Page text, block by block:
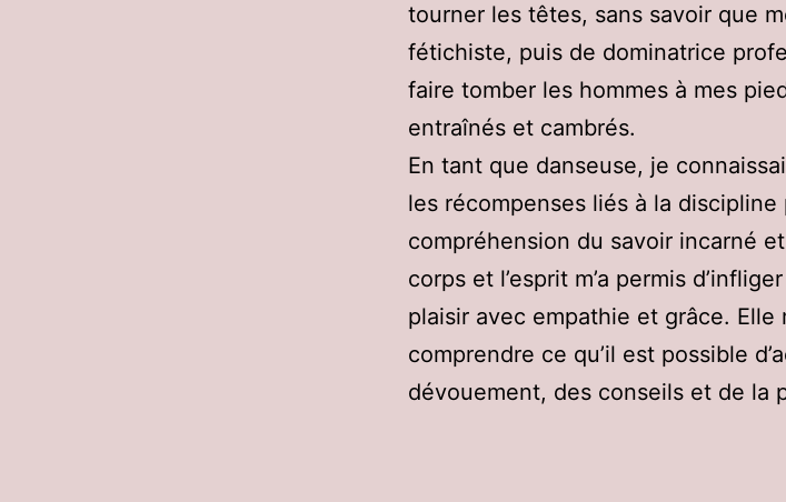
tourner les têtes, sans savoir que
fétichiste, puis de dominatrice
faire tomber les hommes à mes
entraînés et cambrés.
En tant que danseuse, je
les récompenses liés à la discipline
compréhension du savoir incarné
corps et l’esprit m’a permis
plaisir avec empathie et grâce. Elle
comprendre ce qu’il est possible
dévouement, des conseils et de la